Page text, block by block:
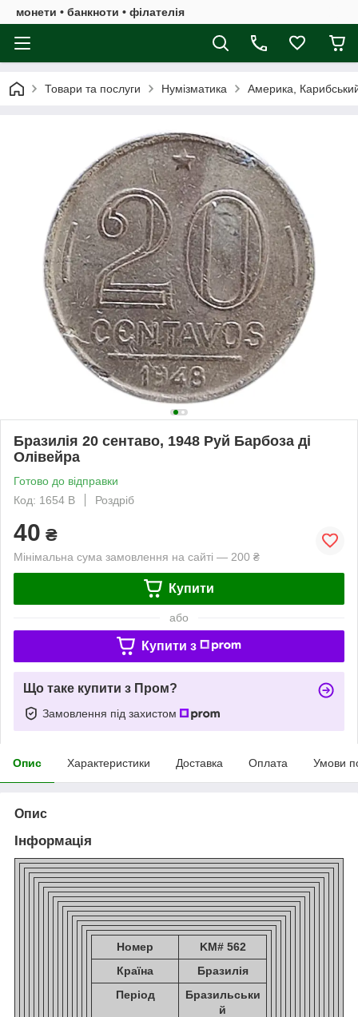
монети • банкноти • філателія
Товари та послуги Нумізматика Америка,
Бразилія 20 сентаво, 1948 Руй Барбоза ді
Олівейра
Готово до відправки
Код: 1654 B
Роздріб
40 ₴
Мінімальна сума замовлення на сайті — 200 ₴
Купити
або
Купити з
Що таке купити з Пром?
Замовлення під захистом
Опис Характеристики Доставка Оплата Умови
Опис
Інформація
Номер
KM# 562
Країна
Бразилія
Період
Бразильськи
й